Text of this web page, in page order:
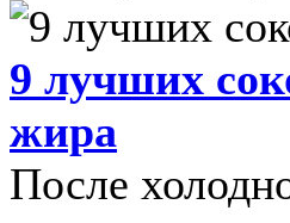
9 лучших
жира
После